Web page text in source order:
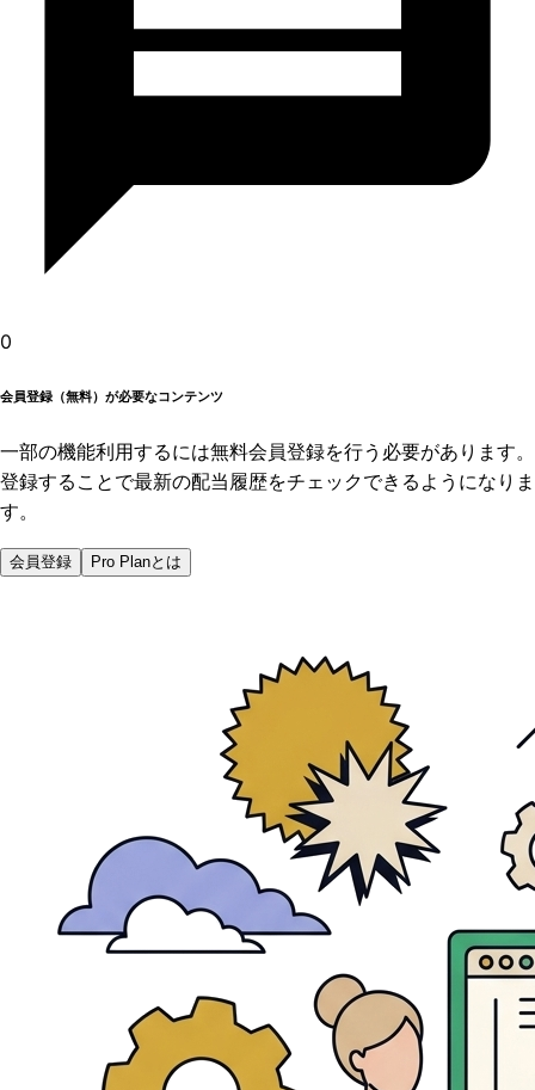
0
会員登録（無料）が必要なコンテンツ
一部の機能利用するには無料会員登録を行う必要があります。
登録することで最新の配当履歴をチェックできるようになりま
す。
会員登録 Pro Planとは